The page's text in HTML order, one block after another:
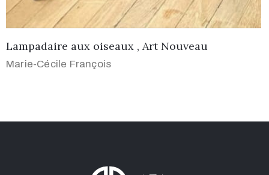
Lampadaire aux oiseaux , Art Nouveau
Marie-Cécile François